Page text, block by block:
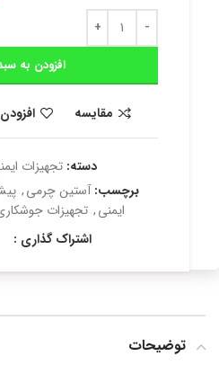
افزودن به
مقایسه
دسته: تجهیزات
برچسب: آستین چرمی,
ایمنی, تجهیزات
اشتراک گذاری :
توضیحات